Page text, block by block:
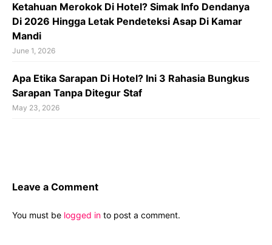
Ketahuan Merokok Di Hotel? Simak Info Dendanya
Di 2026 Hingga Letak Pendeteksi Asap Di Kamar
Mandi
June 1, 2026
Apa Etika Sarapan Di Hotel? Ini 3 Rahasia Bungkus
Sarapan Tanpa Ditegur Staf
May 23, 2026
Leave a Comment
You must be logged in to post a comment.